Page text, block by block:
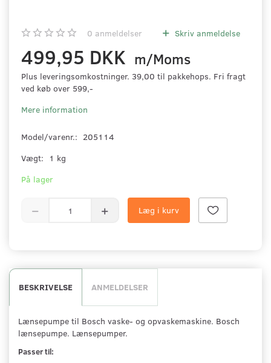
0 anmeldelser Skriv anmeldelse
499,95 DKK m/Moms
Plus leveringsomkostninger. 39,00 til pakkehops. Fri fragt
ved køb over 599,-
Mere information
Model/varenr.: 205114
Vægt:
1 kg
På lager
Læg i kurv
BESKRIVELSE ANMELDELSER
Lænsepumpe til Bosch vaske- og opvaskemaskine. Bosch
lænsepumpe. Lænsepumper.
Passer til: